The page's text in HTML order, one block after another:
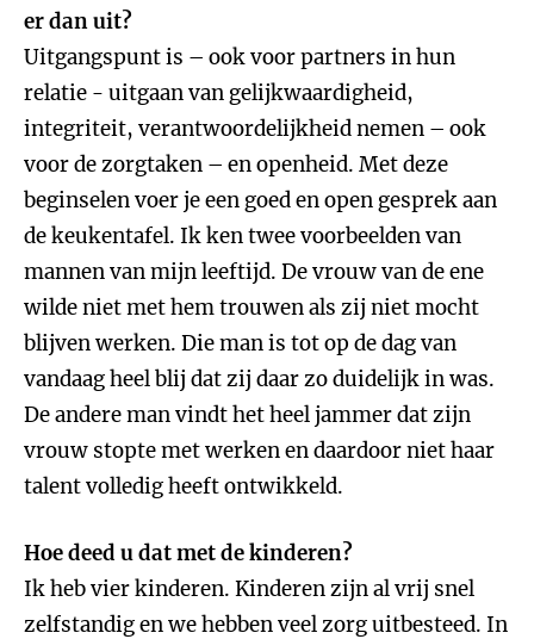
er dan uit?
Uitgangspunt is – ook voor partners in hun
relatie - uitgaan van gelijkwaardigheid,
integriteit, verantwoordelijkheid nemen – ook
voor de zorgtaken – en openheid. Met deze
beginselen voer je een goed en open gesprek aan
de keukentafel. Ik ken twee voorbeelden van
mannen van mijn leeftijd. De vrouw van de ene
wilde niet met hem trouwen als zij niet mocht
blijven werken. Die man is tot op de dag van
vandaag heel blij dat zij daar zo duidelijk in was.
De andere man vindt het heel jammer dat zijn
vrouw stopte met werken en daardoor niet haar
talent volledig heeft ontwikkeld.
Hoe deed u dat met de kinderen?
Ik heb vier kinderen. Kinderen zijn al vrij snel
zelfstandig en we hebben veel zorg uitbesteed. In